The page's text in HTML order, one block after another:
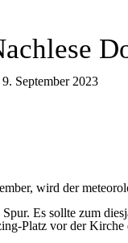
9. September 2023
wird der
Es sollte zum
Platz vor der Kirche